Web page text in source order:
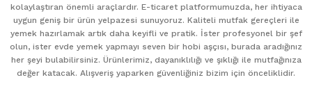
kolaylaştıran önemli araçlardır. E-ticaret platformumuzda, her ihtiyaca
uygun geniş bir ürün yelpazesi sunuyoruz. Kaliteli mutfak gereçleri ile
yemek hazırlamak artık daha keyifli ve pratik. İster profesyonel bir şef
olun, ister evde yemek yapmayı seven bir hobi aşçısı, burada aradığınız
her şeyi bulabilirsiniz. Ürünlerimiz, dayanıklılığı ve şıklığı ile mutfağınıza
değer katacak. Alışveriş yaparken güvenliğiniz bizim için önceliklidir.